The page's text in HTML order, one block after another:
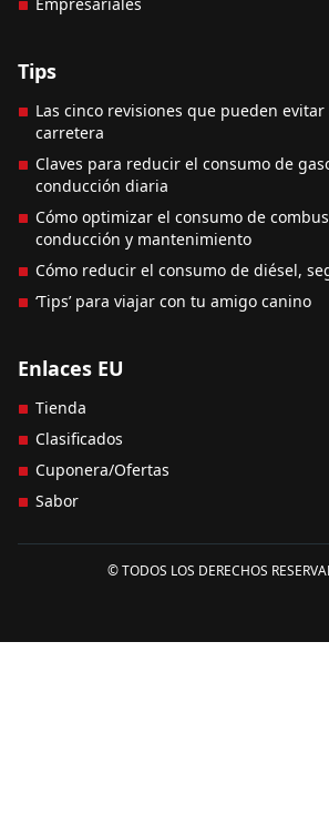
Tips
Las cinco revisiones que pueden
carretera
Claves para reducir el consumo de
conducción diaria
Cómo optimizar el consumo de
conducción y mantenimiento
Cómo reducir el consumo de diésel,
‘Tips’ para viajar con tu amigo canino
Enlaces EU
Tienda
Clasificados
Cuponera/Ofertas
Sabor
© TODOS LOS DERECHOS